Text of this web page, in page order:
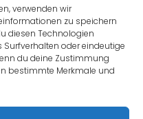
verwenden wir
zu speichern
diesen Technologien
oder eindeutige
du deine Zustimmung
bestimmte Merkmale und
Ihnen helfen,
in Ihrer Region zu
Organisation stellen
die bestmögliche
reibungslos